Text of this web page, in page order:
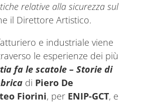
relative alla sicurezza sul
il Direttore Artistico.
e industriale viene
le esperienze dei più
fa le scatole – Storie di
di Piero De
Fiorini, per ENIP-GCT, e